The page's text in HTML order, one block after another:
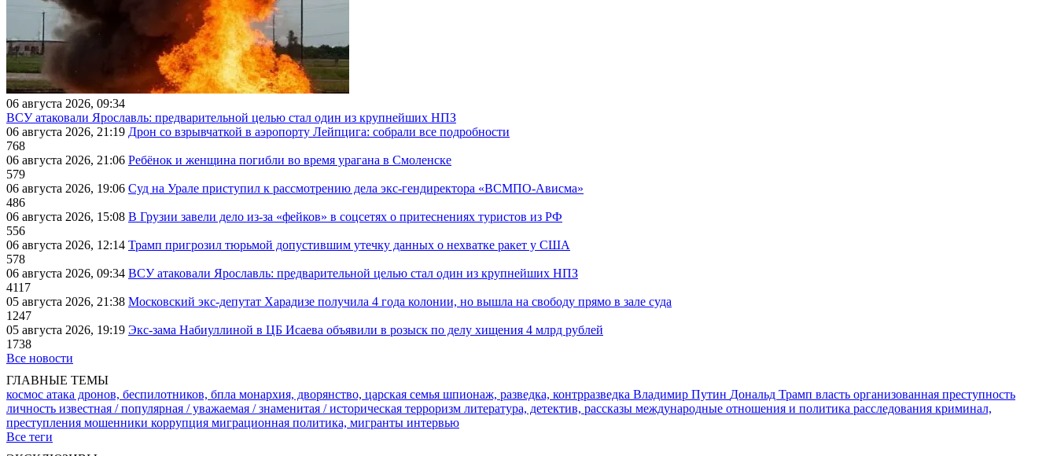
06 августа 2026, 09:34
ВСУ атаковали Ярославль: предварительной целью стал один из крупнейших НПЗ
06 августа 2026, 21:19 Дрон со взрывчаткой в аэропорту Лейпцига: собрали все подробности
768
06 августа 2026, 21:06 Ребёнок и женщина погибли во время урагана в Смоленске
579
06 августа 2026, 19:06 Суд на Урале приступил к рассмотрению дела экс-гендиректора «ВСМПО-Ависма»
486
06 августа 2026, 15:08 В Грузии завели дело из-за «фейков» в соцсетях о притеснениях туристов из РФ
556
06 августа 2026, 12:14 Трамп пригрозил тюрьмой допустившим утечку данных о нехватке ракет у США
578
06 августа 2026, 09:34 ВСУ атаковали Ярославль: предварительной целью стал один из крупнейших НПЗ
4117
05 августа 2026, 21:38 Московский экс-депутат Харадизе получила 4 года колонии, но вышла на свободу прямо в зале суда
1247
05 августа 2026, 19:19 Экс-зама Набиуллиной в ЦБ Исаева объявили в розыск по делу хищения 4 млрд рублей
1738
Все новости
ГЛАВНЫЕ ТЕМЫ
космос атака дронов, беспилотников, бпла монархия, дворянство, царская семья шпионаж, разведка, контрразведка Владимир Путин Дональд Трамп власть организованная преступность
личность известная / популярная / уважаемая / знаменитая / историческая терроризм литература, детектив, рассказы международные отношения и политика расследования криминал,
преступления мошенники коррупция миграционная политика, мигранты интервью
Все теги